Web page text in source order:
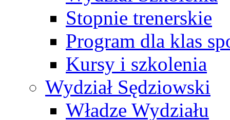
Stopnie trenerskie
Program dla klas
Kursy i szkolenia
Wydział Sędziowski
Władze Wydziału